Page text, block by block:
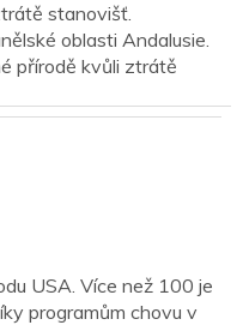
stanovišť.
oblasti Andalusie.
přírodě kvůli ztrátě
USA. Více než 100 je
programům chovu v